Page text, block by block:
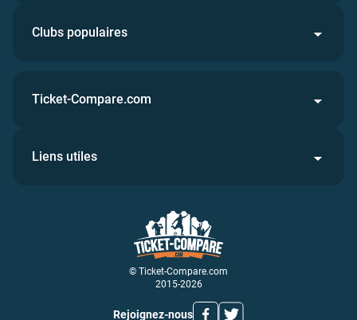
Clubs populaires
© Ticket-Compare.com
2015-2026
Rejoignez-nous
Ticket-Compare.com
Liens utiles